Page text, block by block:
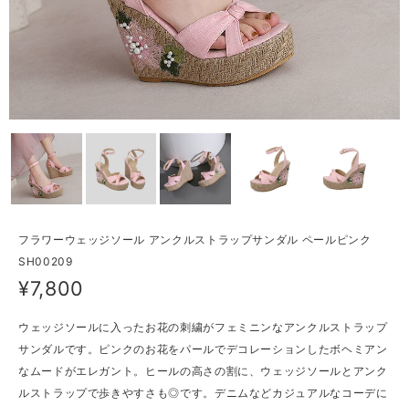
フラワーウェッジソール アンクルストラップサンダル ペールピンク
SH00209
¥7,800
ウェッジソールに入ったお花の刺繍がフェミニンなアンクルストラップ
サンダルです。ピンクのお花をパールでデコレーションしたボヘミアン
なムードがエレガント。ヒールの高さの割に、ウェッジソールとアンク
ルストラップで歩きやすさも◎です。デニムなどカジュアルなコーデに